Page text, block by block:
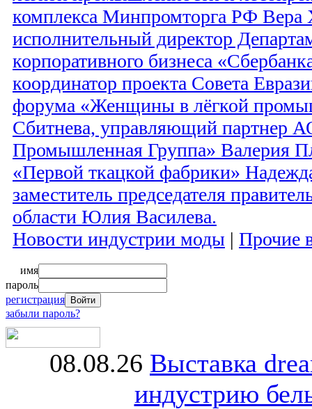
комплекса Минпромторга РФ Вера
исполнительный директор
корпоративного бизнеса
координатор проекта Совета
форума «Женщины в лёгкой
Сбитнева, управляющий партнер
Промышленная Группа» Валерия
«Первой ткацкой фабрики»
заместитель председателя
области Юлия Василева.
Новости индустрии моды | Прочие
имя
пароль
регистрация
забыли пароль?
08.08.26 Выставка
индустрию